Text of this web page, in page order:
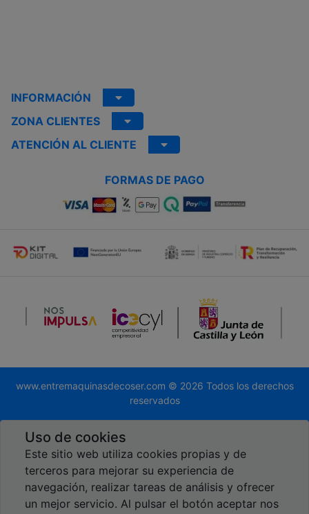
INFORMACIÓN
ZONA CLIENTES
ATENCIÓN AL CLIENTE
FORMAS DE PAGO
www.entremaquinasdecoser.com © 2026 Todos los derechos
reservados
Uso de cookies
Este sitio web utiliza cookies propias y de
terceros para mejorar su experiencia de
navegación, realizar tareas de análisis y ofrecer
un mejor servicio. Al pulsar el botón aceptar nos